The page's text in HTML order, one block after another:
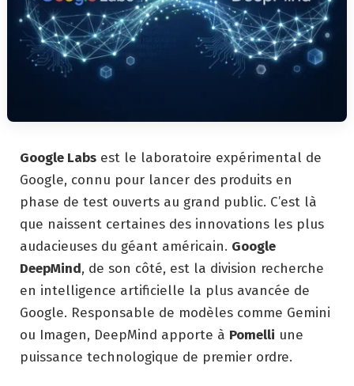
Google Labs est le laboratoire expérimental de
Google, connu pour lancer des produits en
phase de test ouverts au grand public. C’est là
que naissent certaines des innovations les plus
audacieuses du géant américain. Google
DeepMind, de son côté, est la division recherche
en intelligence artificielle la plus avancée de
Google. Responsable de modèles comme Gemini
ou Imagen, DeepMind apporte à Pomelli une
puissance technologique de premier ordre.